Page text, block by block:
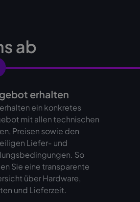
ab
erhalten
ein konkretes
mit allen technischen
Preisen sowie den
Liefer- und
So
Sie eine transparente
über Hardware,
und Lieferzeit.